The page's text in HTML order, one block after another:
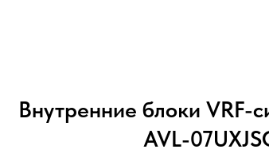
Внутренние блоки VRF-
AVL-